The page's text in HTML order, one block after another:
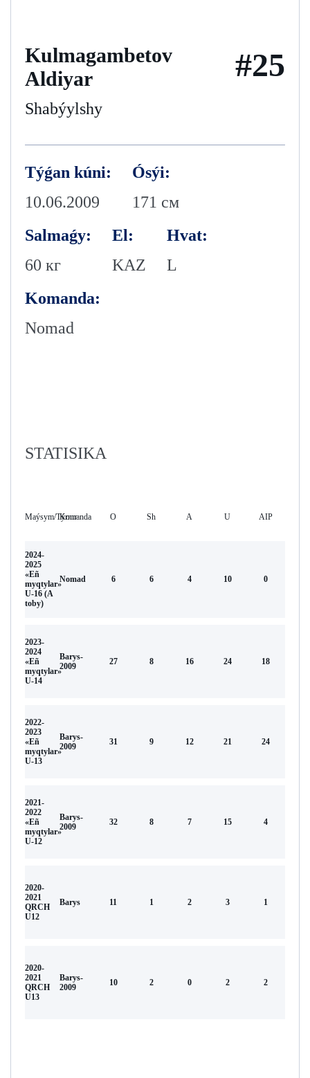
Kulmagambetov
Aldiyar
Shabýylshy
#25
Týǵan kúni:
10.06.2009
Ósýi:
171 см
Salmaǵy:
60 кг
El:
KAZ
Hvat:
L
Komanda:
Nomad
STATISIKA
Maýsym/TýrnırKomanda O Sh А U AIP
2024-
2025
«Eñ
myqtylar»
U-16 (А
toby)
Nomad 6 6 4 10 0
2023-
2024
«Eñ
myqtylar»
U-14
Barys-
2009
27 8 16 24 18
2022-
2023
«Eñ
myqtylar»
U-13
Barys-
2009
31 9 12 21 24
2021-
2022
«Eñ
myqtylar»
U-12
Barys-
2009
32 8 7 15 4
2020-
2021
QRCH
U12
Barys 11 1 2 3 1
2020-
2021
QRCH
U13
Barys-
2009
10 2 0 2 2